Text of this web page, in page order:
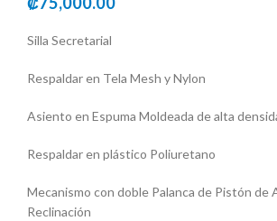
Silla Secretarial
Respaldar en Tela Mesh y Nylon
Asiento en Espuma Moldeada de alta
Respaldar en plástico Poliuretano
Mecanismo con doble Palanca de Pistón de
Reclinación